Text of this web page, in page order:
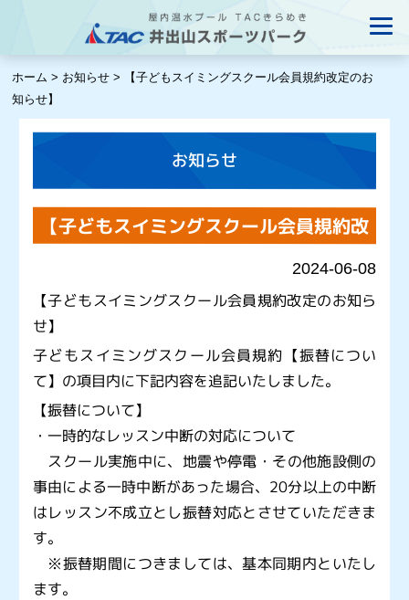
ホーム > お知らせ >
【子どもスイミングスクール会員規約改定のお
知らせ】
お知らせ
【子どもスイミングスクール会員規約改
2024-06-08
【子どもスイミングスクール会員規約改定のお知ら
せ】
子どもスイミングスクール会員規約【振替につい
て】の項目内に下記内容を追記いたしました。
【振替について】
・一時的なレッスン中断の対応について
スクール実施中に、地震や停電・その他施設側の
事由による一時中断があった場合、20分以上の中断
はレッスン不成立とし振替対応とさせていただきま
す。
※振替期間につきましては、基本同期内といたし
ます。